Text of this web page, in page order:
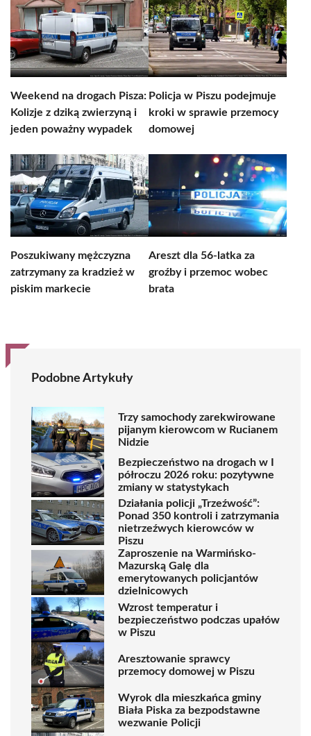
Weekend na drogach Pisza:
Kolizje z dziką zwierzyną i
jeden poważny wypadek
Policja w Piszu podejmuje
kroki w sprawie przemocy
domowej
Poszukiwany mężczyzna
zatrzymany za kradzież w
piskim markecie
Areszt dla 56-latka za
groźby i przemoc wobec
brata
Podobne Artykuły
Trzy samochody zarekwirowane
pijanym kierowcom w Rucianem
Nidzie
Bezpieczeństwo na drogach w I
półroczu 2026 roku: pozytywne
zmiany w statystykach
Działania policji „Trzeźwość”:
Ponad 350 kontroli i zatrzymania
nietrzeźwych kierowców w
Piszu
Zaproszenie na Warmińsko-
Mazurską Galę dla
emerytowanych policjantów
dzielnicowych
Wzrost temperatur i
bezpieczeństwo podczas upałów
w Piszu
Aresztowanie sprawcy
przemocy domowej w Piszu
Wyrok dla mieszkańca gminy
Biała Piska za bezpodstawne
wezwanie Policji